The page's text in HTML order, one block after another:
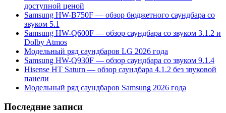
доступной ценой
Samsung HW-B750F — обзор бюджетного саундбара со
звуком 5.1
Samsung HW-Q600F — обзор саундбара со звуком 3.1.2 и
Dolby Atmos
Модельный ряд саундбаров LG 2026 года
Samsung HW-Q930F — обзор саундбара со звуком 9.1.4
Hisense HT Saturn — обзор саундбара 4.1.2 без звуковой
панели
Модельный ряд саундбаров Samsung 2026 года
Последние записи